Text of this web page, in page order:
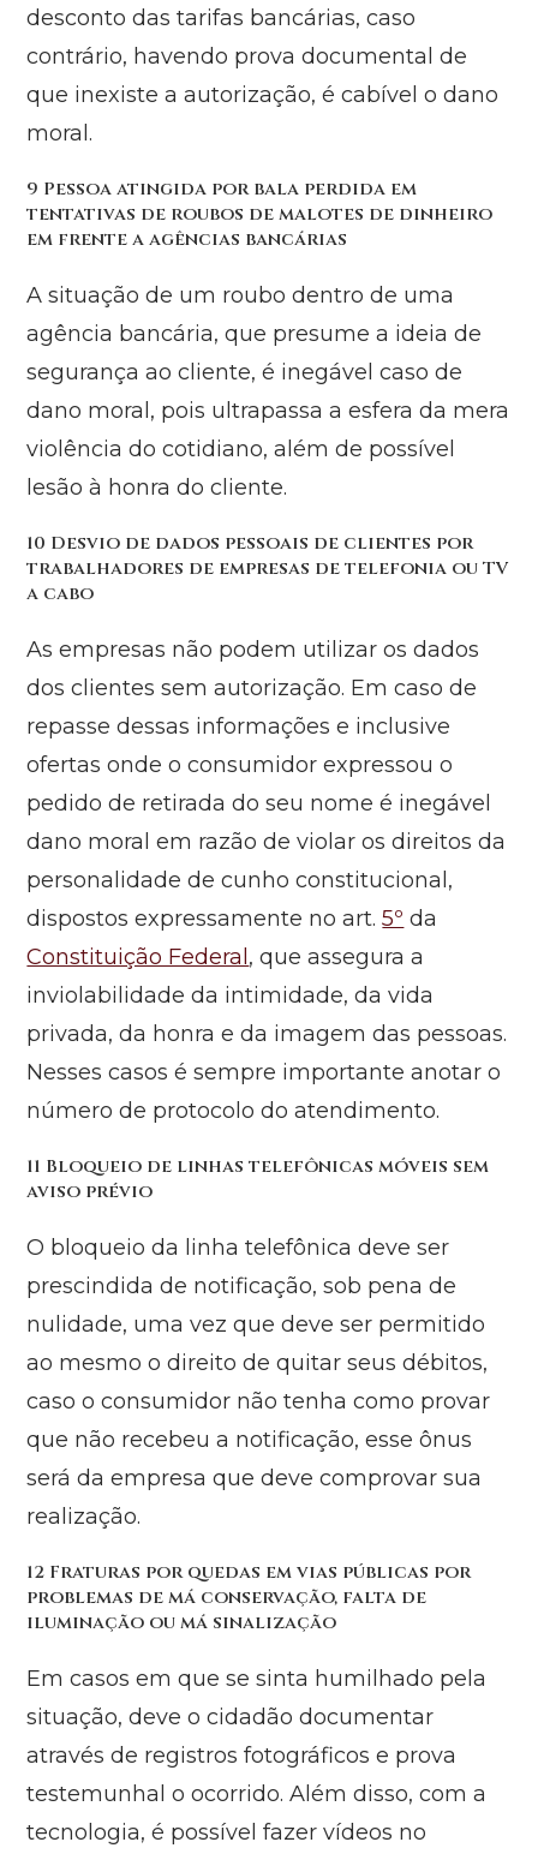
desconto das tarifas bancárias, caso
contrário, havendo prova documental de
que inexiste a autorização, é cabível o dano
moral.
9 Pessoa atingida por bala perdida em
tentativas de roubos de malotes de dinheiro
em frente a agências bancárias
A situação de um roubo dentro de uma
agência bancária, que presume a ideia de
segurança ao cliente, é inegável caso de
dano moral, pois ultrapassa a esfera da mera
violência do cotidiano, além de possível
lesão à honra do cliente.
10 Desvio de dados pessoais de clientes por
trabalhadores de empresas de telefonia ou TV
a cabo
As empresas não podem utilizar os dados
dos clientes sem autorização. Em caso de
repasse dessas informações e inclusive
ofertas onde o consumidor expressou o
pedido de retirada do seu nome é inegável
dano moral em razão de violar os direitos da
personalidade de cunho constitucional,
dispostos expressamente no art.5º da
Constituição Federal , que assegura a
inviolabilidade da intimidade, da vida
privada, da honra e da imagem das pessoas.
Nesses casos é sempre importante anotar o
número de protocolo do atendimento.
11 Bloqueio de linhas telefônicas móveis sem
aviso prévio
O bloqueio da linha telefônica deve ser
prescindida de notificação, sob pena de
nulidade, uma vez que deve ser permitido
ao mesmo o direito de quitar seus débitos,
caso o consumidor não tenha como provar
que não recebeu a notificação, esse ônus
será da empresa que deve comprovar sua
realização.
12 Fraturas por quedas em vias públicas por
problemas de má conservação, falta de
iluminação ou má sinalização
Em casos em que se sinta humilhado pela
situação, deve o cidadão documentar
através de registros fotográficos e prova
testemunhal o ocorrido. Além disso, com a
tecnologia, é possível fazer vídeos no